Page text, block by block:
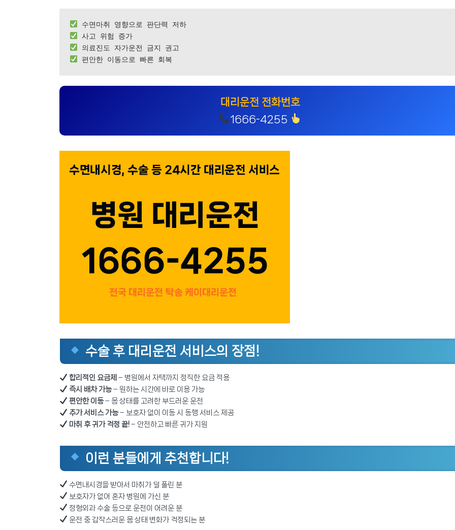
수면마취 영향으로 판단력 저하
사고 위험 증가
편안한 이동으로 빠른 회복
대리운전 전화번호
1666-4255
수술 후 대리운전 서비스의 장점!
합리적인 요금제 – 병원에서 자택까지 정직한 요금 적용
즉시 배차 가능– 원하는 시간에 바로 이용 가능
편안한 이동– 몸 상태를 고려한 부드러운 운전
추가 서비스 가능– 보호자 없이 이동 시 동행 서비스 제공
마취 후 귀가 걱정 끝!– 안전하고 빠른 귀가 지원
이런 분들에게 추천합니다!
수면내시경을 받아서 마취가 덜 풀린 분
보호자가 없어 혼자 병원에 가신 분
정형외과 수술 등으로 운전이 어려운 분
운전 중 갑작스러운 몸 상태 변화가 걱정되는 분